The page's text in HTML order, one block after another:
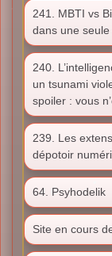
241. MBTI vs
dans une seule
240.
un tsunami
spoiler : vous
239. Les
dépotoir
64. Psyhodelik
Site en cours